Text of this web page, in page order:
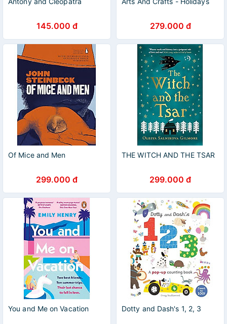
145.000 đ 279.000 đ
Of Mice and Men
299.000 đ
THE WITCH AND THE TSAR
299.000 đ
You and Me on Vacation Dotty and Dash's 1, 2, 3